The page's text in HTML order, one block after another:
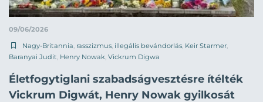
09/06/2026
Nagy-Britannia rasszizmus illegális bevándorlás Keir Starmer
Baranyai Judit Henry Nowak Vickrum Digwa
Életfogytiglani szabadságvesztésre ítélték
Vickrum Digwát, Henry Nowak gyilkosát